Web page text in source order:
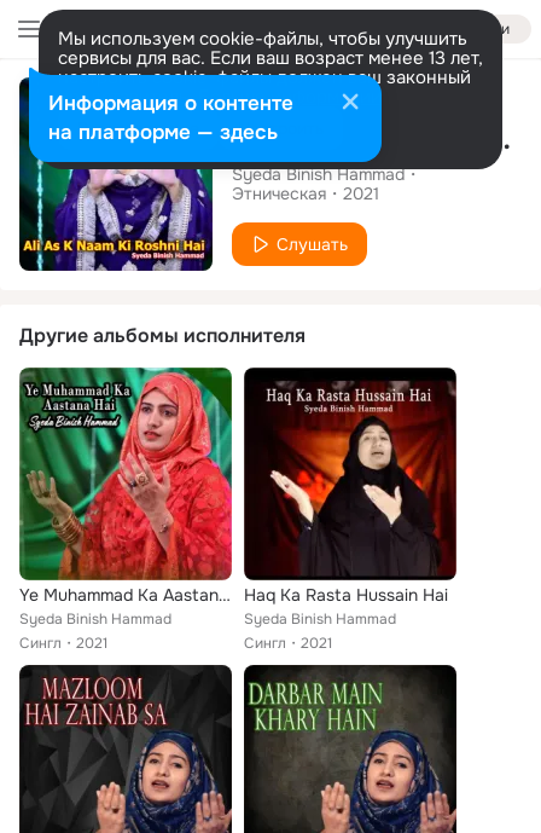
Войти
Мы используем cookie-файлы, чтобы улучшить
сервисы для вас. Если ваш возраст менее 13 лет,
настроить cookie-файлы должен ваш законный
представитель. Больше информации
Разрешить все Настроить
Сингл
Ali As K Naam Ki Roshni Hai
Syeda Binish Hammad
Этническая
2021
Слушать
Другие альбомы исполнителя
Ye Muhammad Ka Aastana Hai
Syeda Binish Hammad
Сингл
2021
Haq Ka Rasta Hussain Hai
Syeda Binish Hammad
Сингл
2021
Информация о контенте
на платформе — здесь